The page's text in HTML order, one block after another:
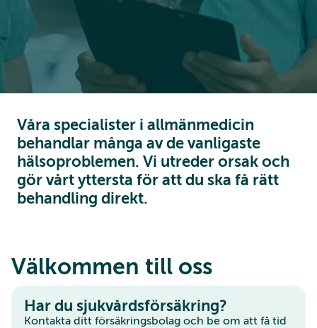
Våra specialister i allmänmedicin
behandlar många av de vanligaste
hälsoproblemen. Vi utreder orsak och
gör vårt yttersta för att du ska få rätt
behandling direkt.
Välkommen till oss
Har du sjukvårdsförsäkring?
Kontakta ditt försäkringsbolag och be om att få tid